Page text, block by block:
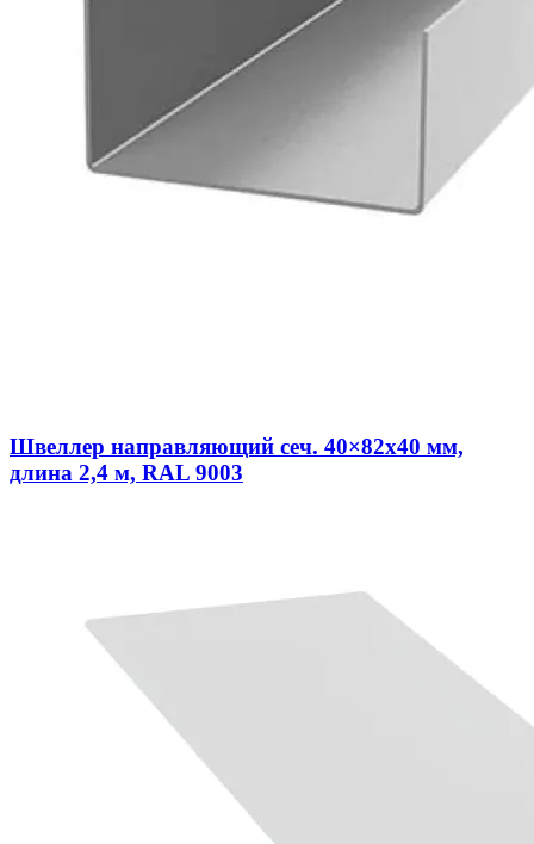
Швеллер направляющий сеч. 40×82х40 мм,
длина 2,4 м, RAL 9003